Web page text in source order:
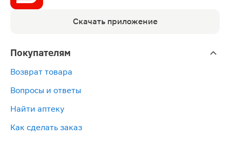
Скачать приложение
Покупателям
Возврат товара
Вопросы и ответы
Найти аптеку
Как сделать заказ